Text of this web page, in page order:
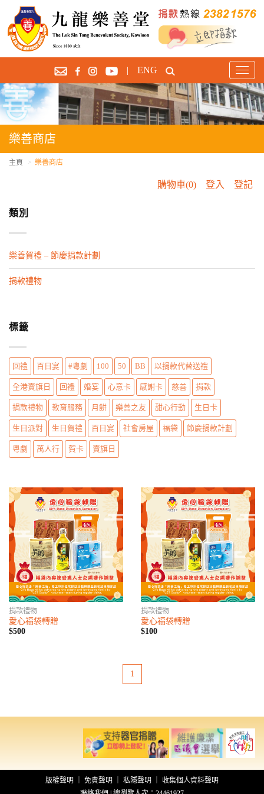
T
o
g
g
l
i
n
| ENG
樂善商店
主頁 樂善商店
購物車(0) 登入 登記
類別
樂善賀禮 – 節慶捐款計劃
捐款禮物
標籤
回禮 百日宴 #粵劇 100 50 BB 以捐款代替送禮
全港賣旗日 回禮 婚宴 心意卡 感謝卡 慈善 捐款
捐款禮物 教育服務 月餅 樂善之友 甜心行動 生日卡
生日派對 生日賀禮 百日宴 社會房屋 福袋 節慶捐款計劃
粵劇 萬人行 賀卡 賣旗日
捐款禮物
愛心福袋轉贈
$500
捐款禮物
愛心福袋轉贈
$100
1
版權聲明 免責聲明 私隱聲明
收集個人資料聲明